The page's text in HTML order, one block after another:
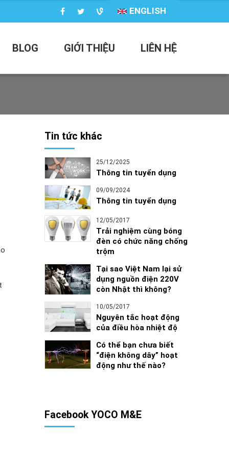
ENGLISH
BLOG GIỚI THIỆU LIÊN HỆ
Tin tức khác
25/12/2025
Thông tin tuyển dụng
09/09/2024
Thông tin tuyển dụng
12/05/2017
Trải nghiệm cùng bóng
đèn có chức năng chống
trộm
Tại sao Việt Nam lại sử
dụng nguồn điện 220V
còn Nhật thì không?
10/05/2017
Nguyên tắc hoạt động
của điều hòa nhiệt độ
Có thể bạn chưa biết
“điện không dây” hoạt
động như thế nào?
Facebook YOCO M&E